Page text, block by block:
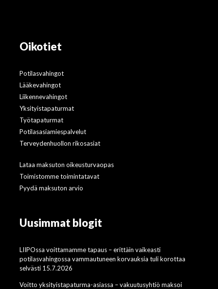
Oikotiet
Potilasvahingot
Lääkevahingot
Liikennevahingot
Yksityistapaturmat
Työtapaturmat
Potilasasiamiespalvelut
Terveydenhuollon rikosasiat
Lataa maksuton oikeusturvaopas
Toimistomme toimintatavat
Pyydä maksuton arvio
Uusimmat blogit
LIIPOssa voittamamme tapaus – erittäin vaikeasti
potilasvahingossa vammautuneen korvauksia tuli korottaa
selvästi 15.7.2026
Voitto yksityistapaturma-asiassa – vakuutusyhtiö maksoi